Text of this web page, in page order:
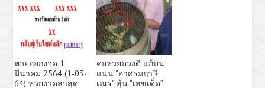
หวยออกงวด 1
มีนาคม 2564 (1-03-
64) หวยงวดล่าสุด
คอหวยดวงดี แก้บน
แน่น “อาศรมฤาษี
เณร” ลุ้น “เลขเด็ด”